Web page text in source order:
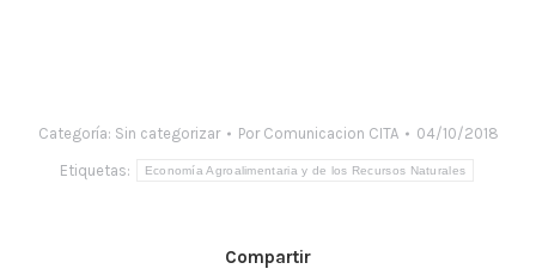
Categoría: Sin categorizar Por Comunicacion CITA 04/10/2018
Etiquetas: Economía Agroalimentaria y de los Recursos Naturales
Compartir